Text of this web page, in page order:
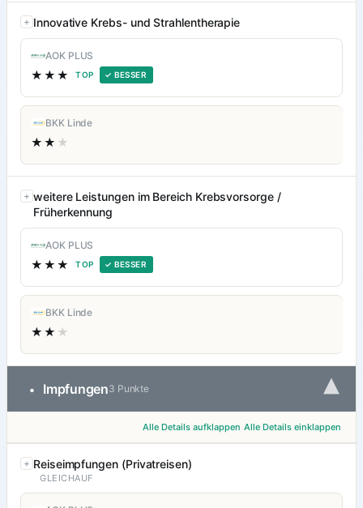
Innovative Krebs- und Strahlentherapie
AOK PLUS
★★★ TOP ✓ BESSER
BKK Linde
★★ ★
weitere Leistungen im Bereich Krebsvorsorge /
Früherkennung
AOK PLUS
★★★ TOP ✓ BESSER
BKK Linde
★★ ★
• Impfungen3 Punkte ▾
Alle Details aufklappen Alle Details einklappen
Reiseimpfungen (Privatreisen)
GLEICHAUF